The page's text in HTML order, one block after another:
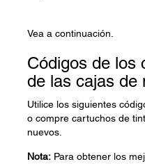
Vea a continuación.
Códigos de los
de las cajas de
Utilice los siguientes
o compre cartuchos de
nuevos.
Nota: Para obtener los